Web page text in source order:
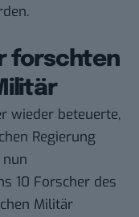
forschten
wieder beteuerte,
Regierung
10 Forscher des
Militär